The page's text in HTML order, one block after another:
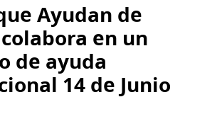
Ayudan de
en un
de ayuda
14 de Junio